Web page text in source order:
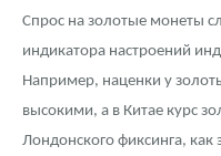
Спрос на золотые монеты
индикатора настроений
Например, наценки у
высокими, а в Китае курс
Лондонского фиксинга, как